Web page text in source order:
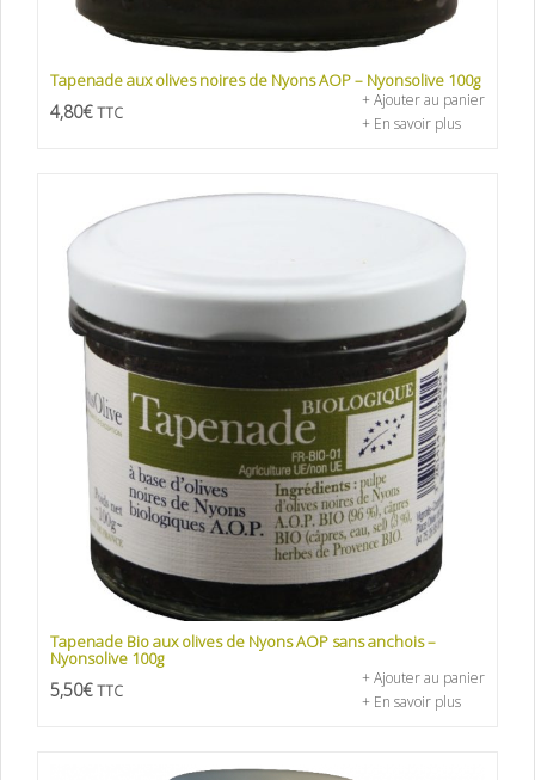
Tapenade aux olives noires de Nyons AOP – Nyonsolive 100g
4,80€ TTC
+ Ajouter au panier
+ En savoir plus
Tapenade Bio aux olives de Nyons AOP sans anchois –
Nyonsolive 100g
5,50€ TTC
+ Ajouter au panier
+ En savoir plus